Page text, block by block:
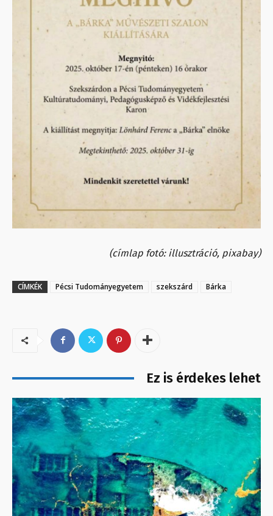
(címlap fotó: illusztráció, pixabay)
CÍMKÉK Pécsi Tudományegyetem szekszárd Bárka
Ez is érdekes lehet